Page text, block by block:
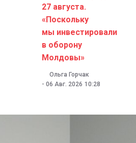
27 августа.
«Поскольку
мы инвестировали
в оборону
Молдовы»
Ольга Горчак
- 06 Авг. 2026 10:28